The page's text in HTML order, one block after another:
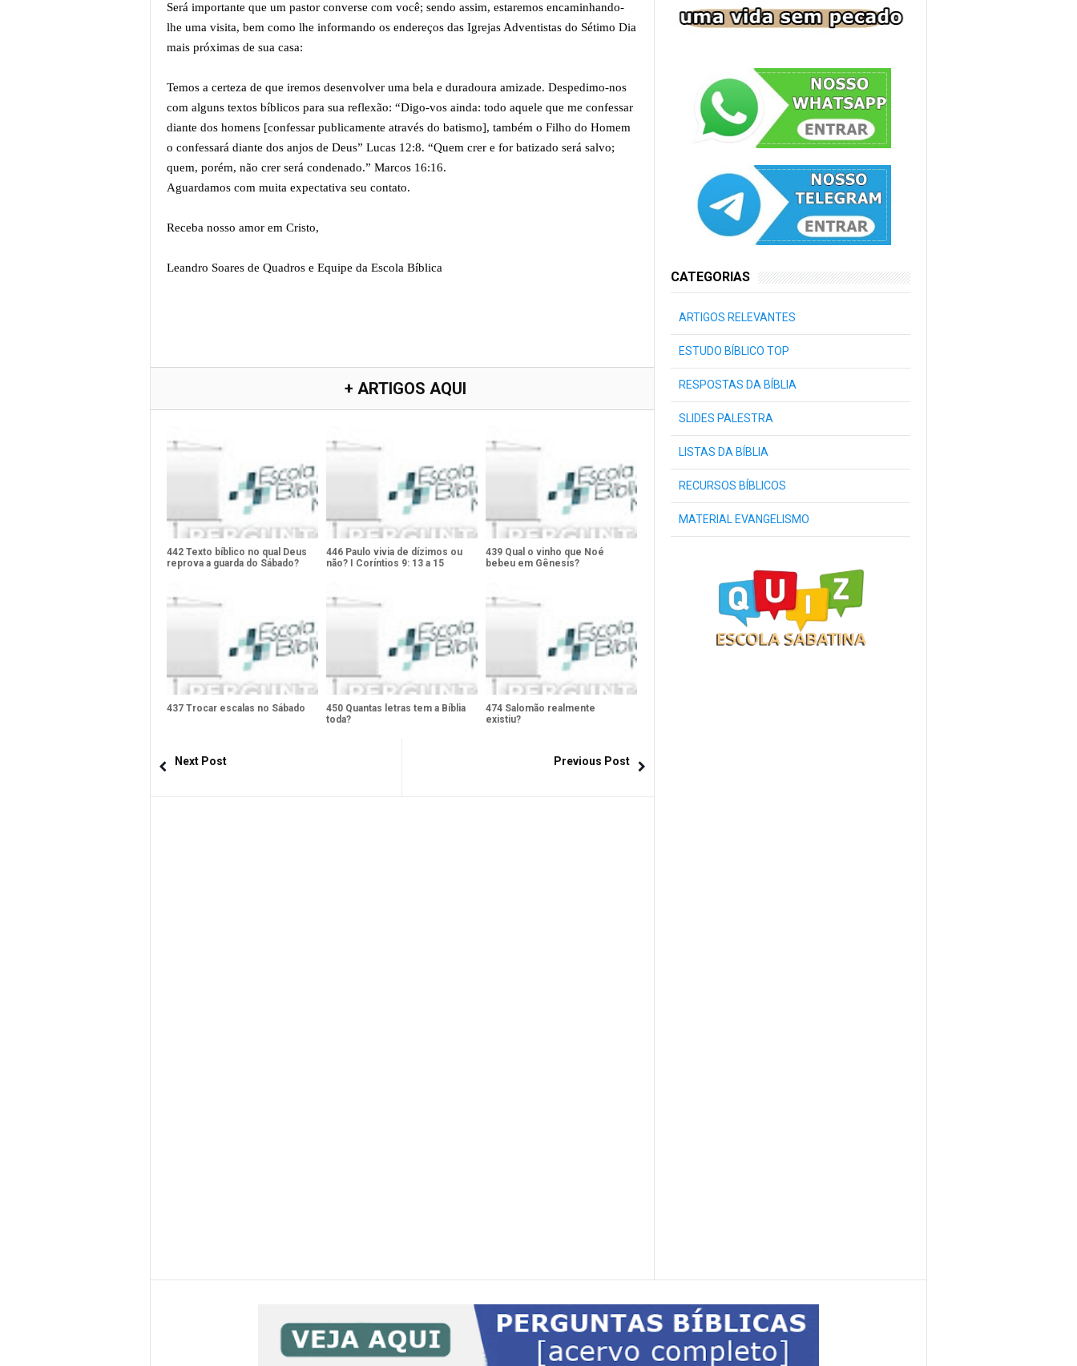
Será importante que um pastor converse com você; sendo assim, estaremos encaminhando-
lhe uma visita, bem como lhe informando os endereços das Igrejas Adventistas do Sétimo Dia
mais próximas de sua casa:
Temos a certeza de que iremos desenvolver uma bela e duradoura amizade. Despedimo-nos
com alguns textos bíblicos para sua reflexão: “Digo-vos ainda: todo aquele que me confessar
diante dos homens [confessar publicamente através do batismo], também o Filho do Homem
o confessará diante dos anjos de Deus” Lucas 12:8. “Quem crer e for batizado será salvo;
quem, porém, não crer será condenado.” Marcos 16:16.
Aguardamos com muita expectativa seu contato.
Receba nosso amor em Cristo,
Leandro Soares de Quadros e Equipe da Escola Bíblica
+ ARTIGOS AQUI
442 Texto bíblico no qual Deus
reprova a guarda do Sábado?
446 Paulo vivia de dízimos ou
não? I Coríntios 9: 13 a 15
439 Qual o vinho que Noé
bebeu em Gênesis?
437 Trocar escalas no Sábado
450 Quantas letras tem a Bíblia
toda?
474 Salomão realmente
existiu?
Next Post Previous Post
CATEGORIAS
ARTIGOS RELEVANTES
ESTUDO BÍBLICO TOP
RESPOSTAS DA BÍBLIA
SLIDES PALESTRA
LISTAS DA BÍBLIA
RECURSOS BÍBLICOS
MATERIAL EVANGELISMO